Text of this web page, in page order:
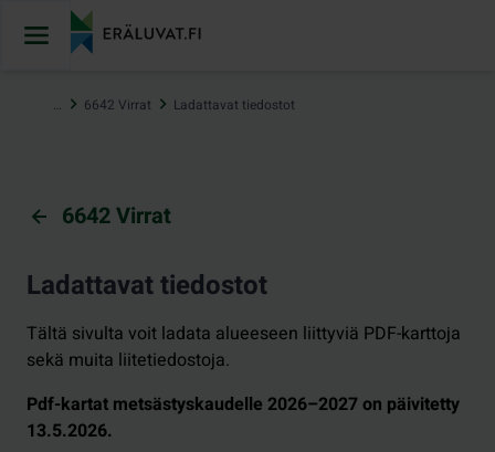
sisältöön
… 6642 Virrat Ladattavat tiedostot
6642 Virrat
Ladattavat tiedostot
Tältä sivulta voit ladata alueeseen liittyviä PDF-karttoja
sekä muita liitetiedostoja.
Pdf-kartat metsästyskaudelle 2026–2027 on päivitetty
13.5.2026.